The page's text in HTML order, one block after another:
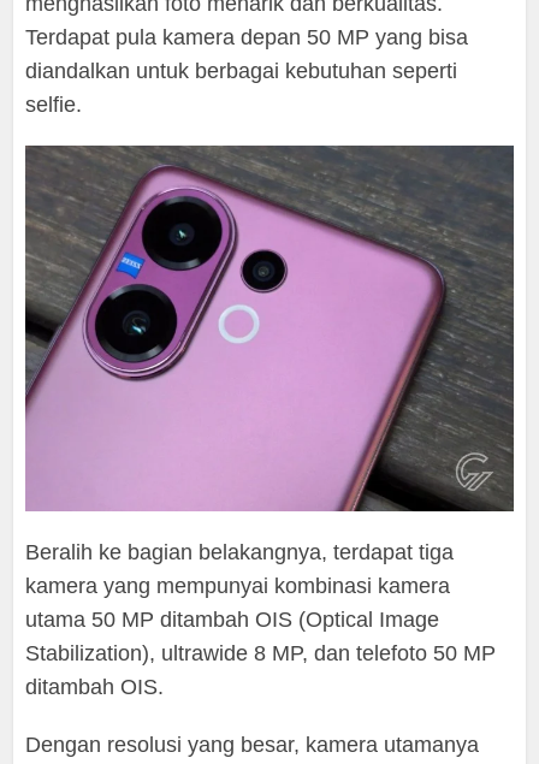
Terdapat pula kamera depan 50 MP yang bisa
diandalkan untuk berbagai kebutuhan seperti
selfie.
Beralih ke bagian belakangnya, terdapat tiga
kamera yang mempunyai kombinasi kamera
utama 50 MP ditambah OIS (Optical Image
Stabilization), ultrawide 8 MP, dan telefoto 50 MP
ditambah OIS.
Dengan resolusi yang besar, kamera utamanya